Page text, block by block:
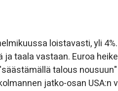
loistavasti, yli
ja taala vastaan. Euroa
talous
jatko-osan